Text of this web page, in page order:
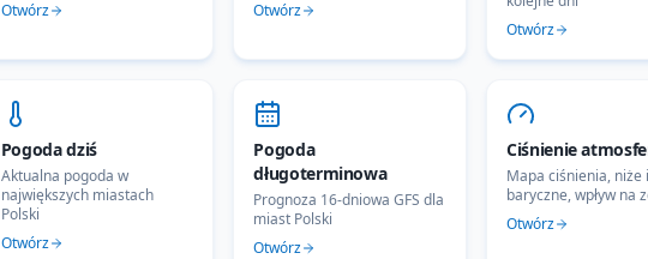
Otwórz
Otwórz
Otwórz
Pogoda dziś
Aktualna pogoda w
największych miastach
Polski
Otwórz
Pogoda
długoterminowa
Prognoza 16-dniowa GFS dla
miast Polski
Otwórz
Ciśnienie
Mapa ciśnienia, niże
baryczne, wpływ na
Otwórz